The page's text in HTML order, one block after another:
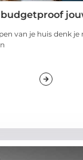
van je huis denk je